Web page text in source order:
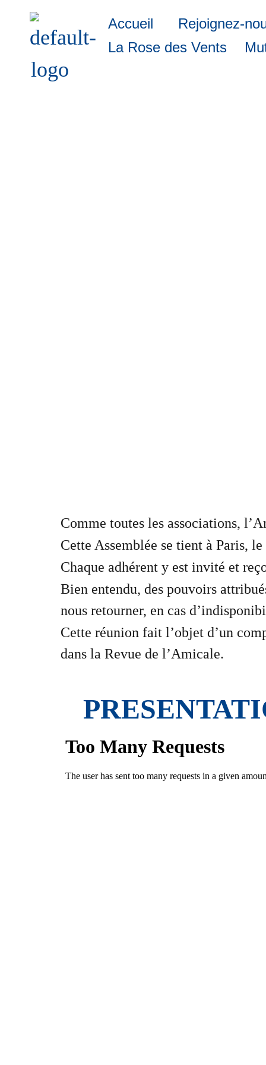
Accueil
Rejoignez-
La Rose des Vents
Comme toutes les associations,
Cette Assemblée se tient à Paris,
Chaque adhérent y est invité et
Bien entendu, des pouvoirs
nous retourner, en cas
Cette réunion fait l’objet d’un
dans la Revue de l’Amicale.